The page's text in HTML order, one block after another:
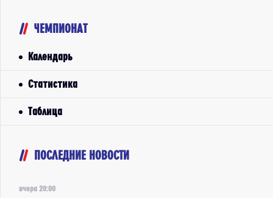
ЧЕМПИОНАТ
Календарь
Статистика
Таблица
ПОСЛЕДНИЕ НОВОСТИ
вчера 20:00